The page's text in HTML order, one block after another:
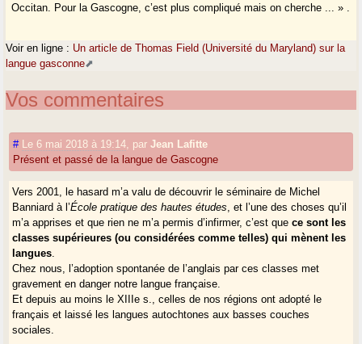
Occitan. Pour la Gascogne, c’est plus compliqué mais on cherche ... » .
Voir en ligne : Un article de Thomas Field (Université du Maryland) sur la
langue gasconne
Vos commentaires
# Le 6 mai 2018 à 19:14 parJean Lafitte
Présent et passé de la langue de Gascogne
Vers 2001, le hasard m’a valu de découvrir le séminaire de Michel
Banniard à l’École pratique des hautes études , et l’une des choses qu’il
m’a apprises et que rien ne m’a permis d’infirmer, c’est quece sont les
classes supérieures (ou considérées comme telles) qui mènent les
langues
Chez nous, l’adoption spontanée de l’anglais par ces classes met
gravement en danger notre langue française.
Et depuis au moins le XIIIe s., celles de nos régions ont adopté le
français et laissé les langues autochtones aux basses couches
sociales.